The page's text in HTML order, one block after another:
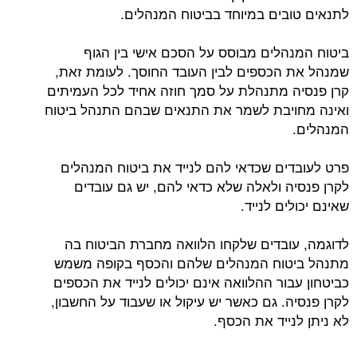
לתנאים טובים במיוחד בביטוח המנהלים.
ביטוח המנהלים מבוסס על הסכם אישי בין הגוף
שמנהל את הכספים לבין העובד החוסך. לעומת זאת,
קרן פנסיה מתנהלת על סמך חוזה אחיד לכל העמיתים
ואינה מחויבת לשמר את התנאים שבהם התנהל ביטוח
המנהלים.
פרט לעובדים שכדאי להם לנייד את ביטוח המנהלים
לקרן פנסיה ולאלה שלא כדאי להם, יש גם עובדים
שאינם יכולים לנייד.
לדוגמה, עובדים שלקחו הלוואה מחברת הביטוח בה
מתנהל ביטוח המנהלים שלהם והכסף בקופה משמש
כביטחון עבור ההלוואה אינם יכולים לנייד את הכספים
לקרן פנסיה. גם כאשר יש עיקול או שעבוד על החשבון,
לא ניתן לנייד את הכסף.